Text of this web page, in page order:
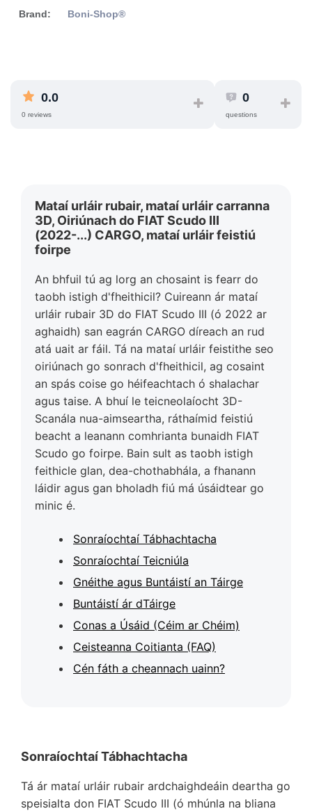
Brand:
Boni-Shop®
0.0
0 reviews
0
questions
Mataí urláir rubair, mataí urláir carranna
3D, Oiriúnach do FIAT Scudo III
(2022-...) CARGO, mataí urláir feistiú
foirpe
An bhfuil tú ag lorg an chosaint is fearr do
taobh istigh d'fheithicil? Cuireann ár mataí
urláir rubair 3D do FIAT Scudo III (ó 2022 ar
aghaidh) san eagrán CARGO díreach an rud
atá uait ar fáil. Tá na mataí urláir feistithe seo
oiriúnach go sonrach d'fheithicil, ag cosaint
an spás coise go héifeachtach ó shalachar
agus taise. A bhuí le teicneolaíocht 3D-
Scanála nua-aimseartha, ráthaímid feistiú
beacht a leanann comhrianta bunaidh FIAT
Scudo go foirpe. Bain sult as taobh istigh
feithicle glan, dea-chothabhála, a fhanann
láidir agus gan bholadh fiú má úsáidtear go
minic é.
Sonraíochtaí Tábhachtacha
Sonraíochtaí Teicniúla
Gnéithe agus Buntáistí an Táirge
Buntáistí ár dTáirge
Conas a Úsáid (Céim ar Chéim)
Ceisteanna Coitianta (FAQ)
Cén fáth a cheannach uainn?
Sonraíochtaí Tábhachtacha
Tá ár mataí urláir rubair ardchaighdeáin deartha go
speisialta don FIAT Scudo III (ó mhúnla na bliana